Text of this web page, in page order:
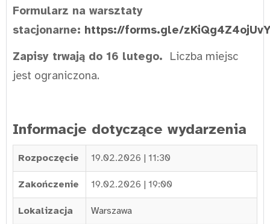
Formularz na warsztaty
stacjonarne: https://forms.gle/
Zapisy trwają do 16 lutego. Liczba miejsc
jest ograniczona.
Informacje dotyczące wydarzenia
Rozpoczęcie 19.02.2026 | 11:30
Zakończenie 19.02.2026 | 19:00
Lokalizacja Warszawa